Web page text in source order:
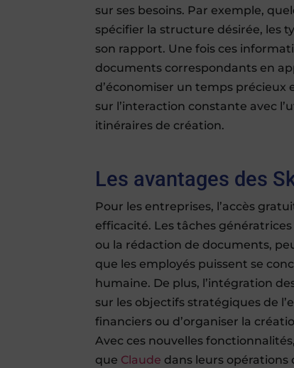
sur ses besoins. Par exemple,
spécifier la structure désirée, les
son rapport. Une fois ces
documents correspondants en
d’économiser un temps précieux
sur l’interaction constante avec
itinéraires de création.
Les avantages des
Pour les entreprises, l’accès
efficacité. Les tâches
ou la rédaction de documents,
que les employés puissent se
humaine. De plus, l’intégration
sur les objectifs stratégiques de
financiers ou d’organiser la
Avec ces nouvelles
que Claude dans leurs opérations